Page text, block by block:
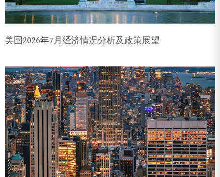
美国2026年7月经济情况分析及政策展望